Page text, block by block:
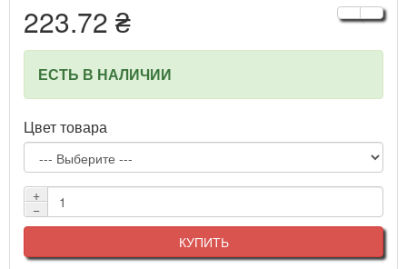
223.72 ₴
ЕСТЬ В НАЛИЧИИ
Цвет товара
+
−
КУПИТЬ